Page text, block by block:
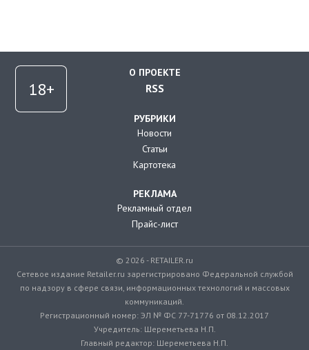
О ПРОЕКТЕ
RSS
РУБРИКИ
Новости
Статьи
Картотека
РЕКЛАМА
Рекламный отдел
Прайс-лист
© 2026 - RETAILER.ru
Сетевое издание Retailer.ru зарегистрировано Федеральной службой
по надзору в сфере связи, информационных технологий и массовых
коммуникаций.
Регистрационный номер: ЭЛ № ФС 77-71776 от 08.12.2017
Учредитель: Шереметьева Н.П.
Главный редактор: Шереметьева Н.П.